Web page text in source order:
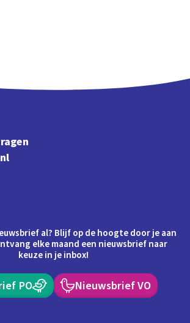
al? Blijf op de hoogte door je aan
elke maand een nieuwsbrief naar
keuze in je inbox!
PO Nieuwsbrief VO